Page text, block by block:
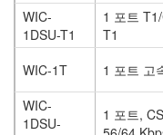
WIC-
1DSU-T1
1 포트
T1
WIC-1T
1 포트 고
WIC-
1DSU-
1 포트,